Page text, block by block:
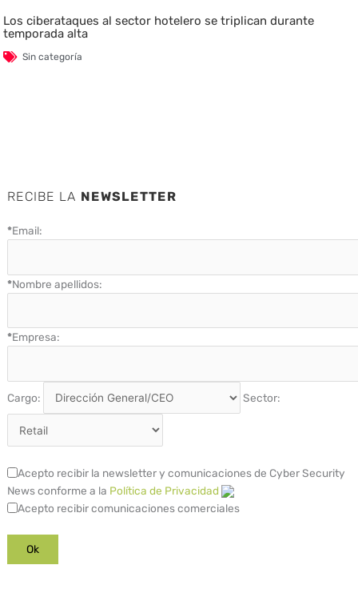
Los ciberataques al sector hotelero se triplican durante
temporada alta
Sin categoría
RECIBE LA NEWSLETTER
*Email:
*Nombre apellidos:
*Empresa:
Cargo: Sector:
Acepto recibir la newsletter y comunicaciones de Cyber Security
News conforme a la Política de Privacidad
Acepto recibir comunicaciones comerciales